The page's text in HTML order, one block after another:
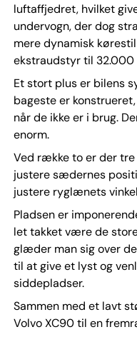
luftaffjedret, hvilket
undervogn, der dog
mere dynamisk
ekstraudstyr til 32.000
Et stort plus er bilens
bageste er
når de ikke er i brug.
enorm.
Ved række to er der tre
justere sædernes
justere ryglænets
Pladsen er
let takket være de
glæder man sig over
til at give et lyst og
siddepladser.
Sammen med et lavt
Volvo XC90 til en